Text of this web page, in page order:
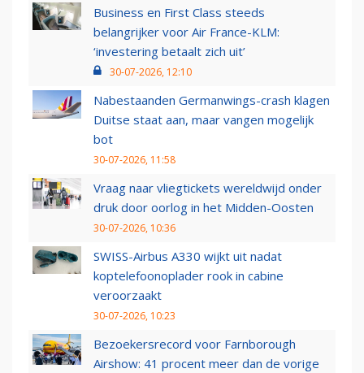
Business en First Class steeds
belangrijker voor Air France-KLM:
‘investering betaalt zich uit’
30-07-2026, 12:10
Nabestaanden Germanwings-crash klagen
Duitse staat aan, maar vangen mogelijk
bot
30-07-2026, 11:58
Vraag naar vliegtickets wereldwijd onder
druk door oorlog in het Midden-Oosten
30-07-2026, 10:36
SWISS-Airbus A330 wijkt uit nadat
koptelefoonoplader rook in cabine
veroorzaakt
30-07-2026, 10:23
Bezoekersrecord voor Farnborough
Airshow: 41 procent meer dan de vorige